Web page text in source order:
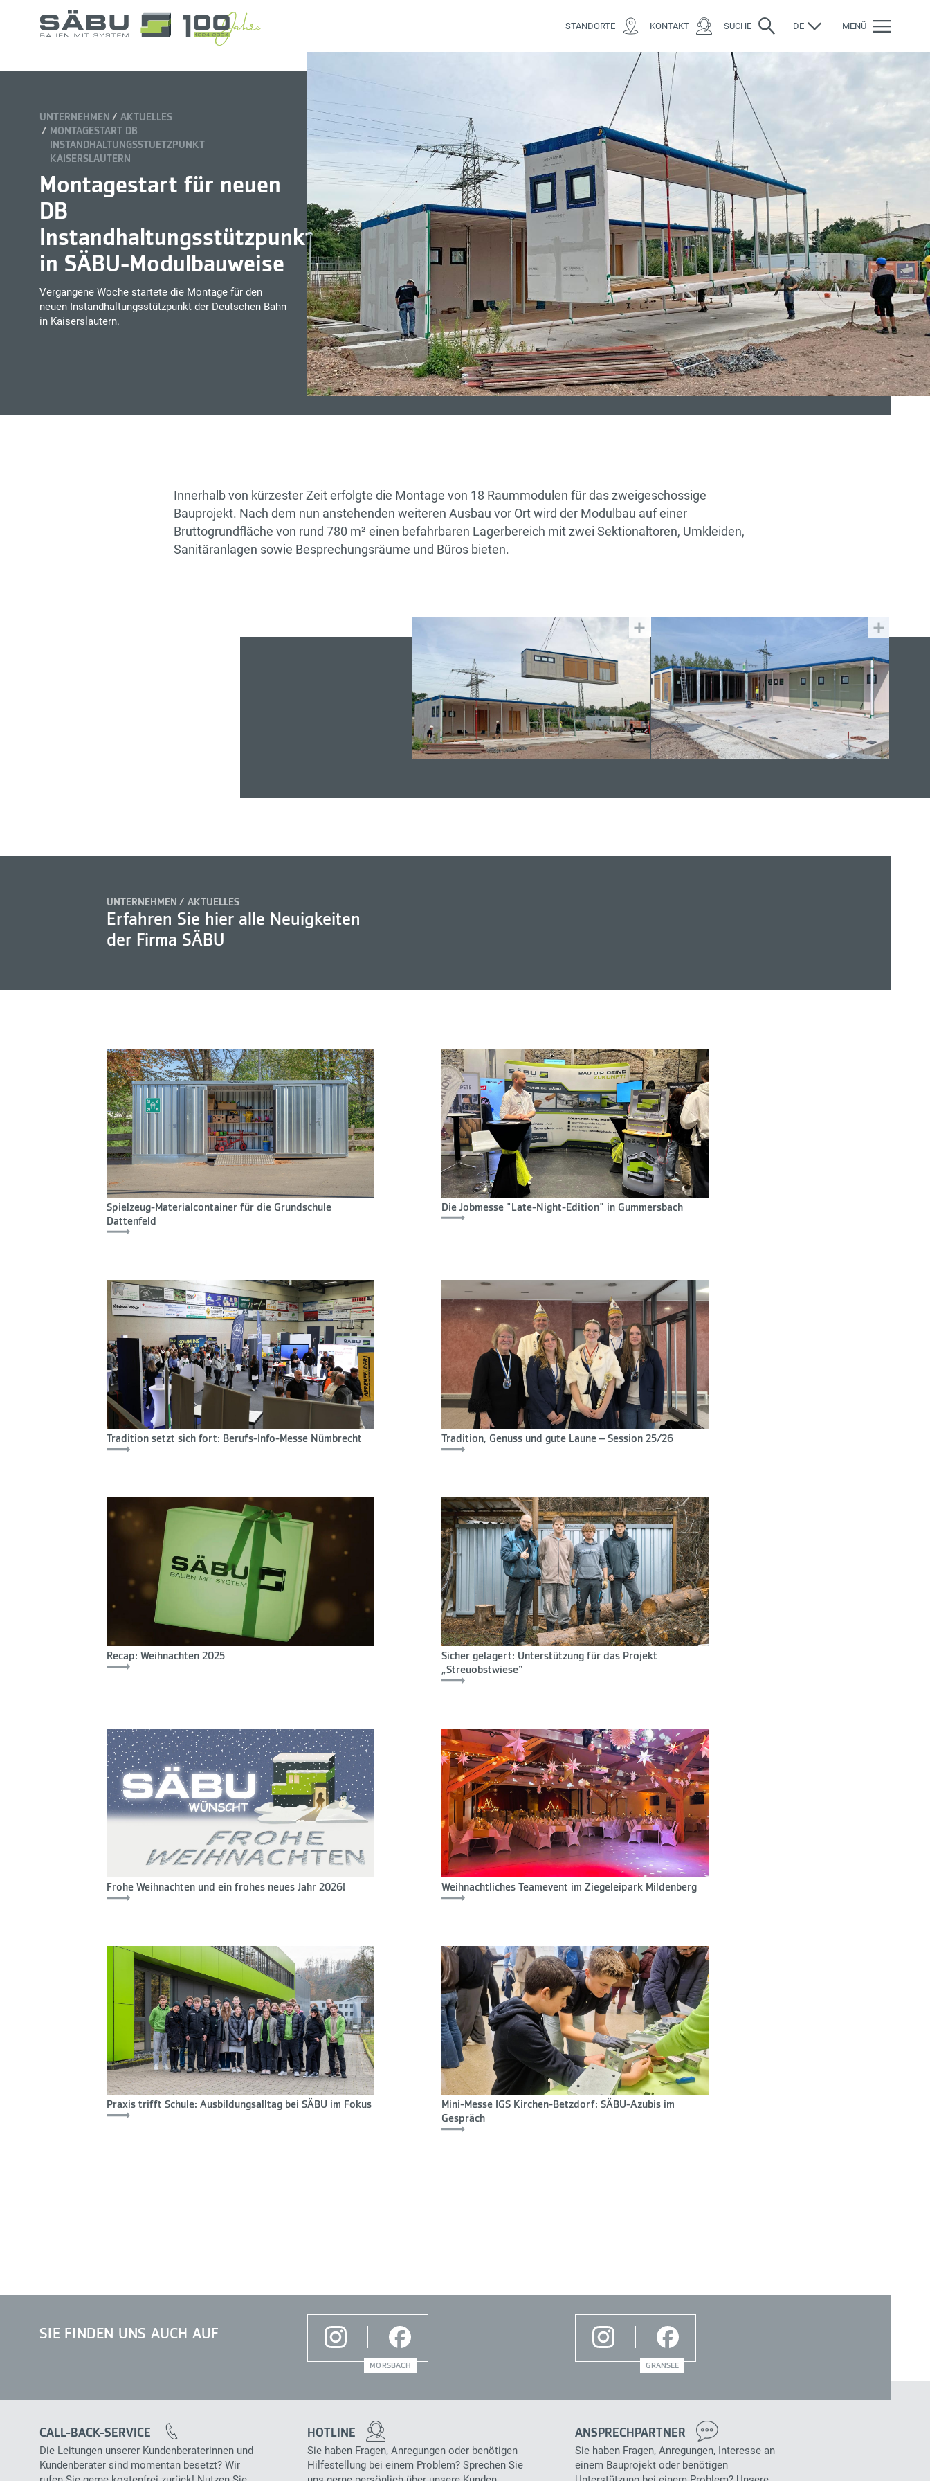
STANDORTE KONTAKT SUCHE DE MENÜ
UNTERNEHMEN
AKTUELLES
MONTAGESTART DB
INSTANDHALTUNGSSTUETZPUNKT
KAISERSLAUTERN
Montagestart für neuen
DB
Instandhaltungsstützpunkt
in SÄBU-Modulbauweise
Vergangene Woche startete die Montage für den
neuen Instandhaltungsstützpunkt der Deutschen Bahn
in Kaiserslautern.
Innerhalb von kürzester Zeit erfolgte die Montage von 18 Raummodulen für das zweigeschossige
Bauprojekt. Nach dem nun anstehenden weiteren Ausbau vor Ort wird der Modulbau auf einer
Bruttogrundfläche von rund 780 m² einen befahrbaren Lagerbereich mit zwei Sektionaltoren, Umkleiden,
Sanitäranlagen sowie Besprechungsräume und Büros bieten.
UNTERNEHMEN AKTUELLES
Erfahren Sie hier alle Neuigkeiten
der Firma SÄBU
Spielzeug-Materialcontainer für die Grundschule
Dattenfeld
Die Jobmesse "Late-Night-Edition" in Gummersbach
Tradition setzt sich fort: Berufs-Info-Messe Nümbrecht Tradition, Genuss und gute Laune – Session 25/26
Recap: Weihnachten 2025
Sicher gelagert: Unterstützung für das Projekt
„Streuobstwiese“
Frohe Weihnachten und ein frohes neues Jahr 2026! Weihnachtliches Teamevent im Ziegeleipark Mildenberg
Praxis trifft Schule: Ausbildungsalltag bei SÄBU im Fokus
Mini-Messe IGS Kirchen-Betzdorf: SÄBU-Azubis im
Gespräch
SIE FINDEN UNS AUCH AUF
MORSBACH GRANSEE
CALL-BACK-SERVICE
Die Leitungen unserer Kundenberaterinnen und
Kundenberater sind momentan besetzt? Wir
HOTLINE
Sie haben Fragen, Anregungen oder benötigen
Hilfestellung bei einem Problem? Sprechen Sie
ANSPRECHPARTNER
Sie haben Fragen, Anregungen, Interesse an
einem Bauprojekt oder benötigen